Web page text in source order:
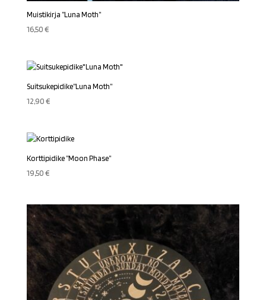
Muistikirja ”Luna Moth”
16,50€
Suitsukepidike”Luna Moth”
12,90€
Korttipidike ”Moon Phase”
19,50€